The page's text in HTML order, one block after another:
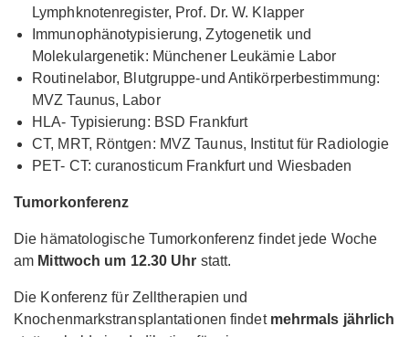
Lymphknotenregister, Prof. Dr. W. Klapper
Immunophänotypisierung, Zytogenetik und
Molekulargenetik: Münchener Leukämie Labor
Routinelabor, Blutgruppe-und Antikörperbestimmung:
MVZ Taunus, Labor
HLA- Typisierung: BSD Frankfurt
CT, MRT, Röntgen: MVZ Taunus, Institut für Radiologie
PET- CT: curanosticum Frankfurt und Wiesbaden
Tumorkonferenz
Die hämatologische Tumorkonferenz findet jede Woche
am Mittwoch um 12.30 Uhr statt.
Die Konferenz für Zelltherapien und
Knochenmarkstransplantationen findet mehrmals jährlich